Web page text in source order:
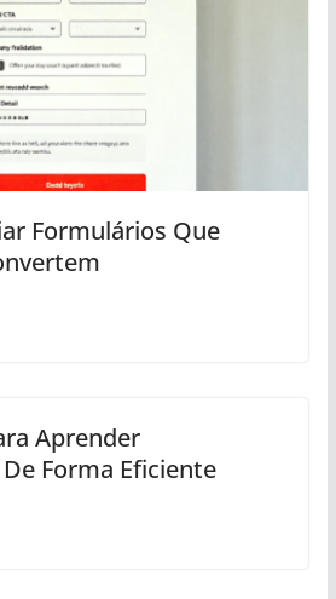
Formulários Que
Aprender
Forma Eficiente